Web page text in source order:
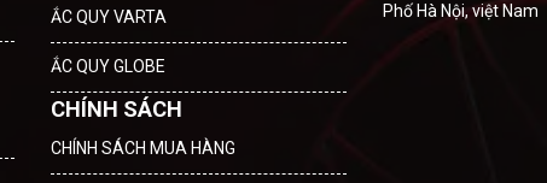
ẮC QUY VARTA
ẮC QUY GLOBE
CHÍNH SÁCH
CHÍNH SÁCH MUA HÀNG
Phố Hà Nội, việt Nam